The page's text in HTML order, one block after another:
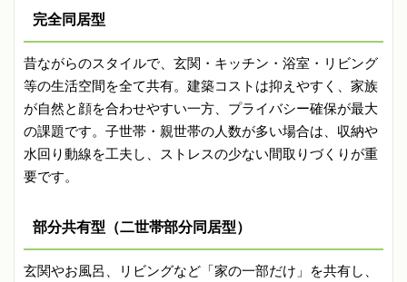
完全同居型
昔ながらのスタイルで、玄関・キッチン・浴室・リビング
等の生活空間を全て共有。建築コストは抑えやすく、家族
が自然と顔を合わせやすい一方、プライバシー確保が最大
の課題です。子世帯・親世帯の人数が多い場合は、収納や
水回り動線を工夫し、ストレスの少ない間取りづくりが重
要です。
部分共有型（二世帯部分同居型）
玄関やお風呂、リビングなど「家の一部だけ」を共有し、